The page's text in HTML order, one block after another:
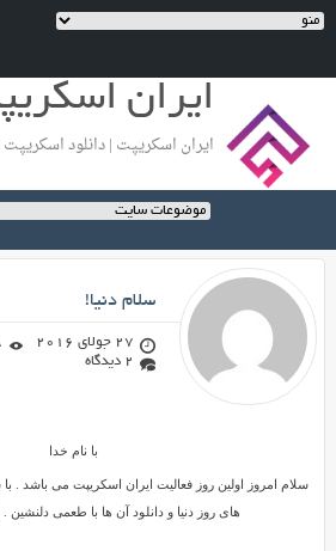
ایران
ایران اسکریپت | دانلود
در راه رسیدن به هدف تون
شما , تلاش کردن شماست ...
تون ادامه بدید و هرگز نا
سلام دنیا!
27 جولای 2016
2 دیدگاه
با نام خدا
سلام امروز اولین روز فعالیت ایران اسکریپت می باشد .
های روز دنیا و دانلود آن ها با طعمی دلنشین .